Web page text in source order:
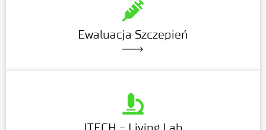
Ewaluacja Szczepień